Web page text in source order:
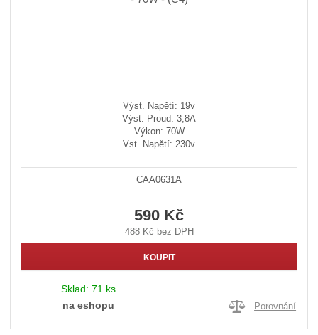
Výst. Napětí: 19v
Výst. Proud: 3,8A
Výkon: 70W
Vst. Napětí: 230v
CAA0631A
590 Kč
488 Kč bez DPH
KOUPIT
Sklad: 71 ks
na eshopu
Porovnání